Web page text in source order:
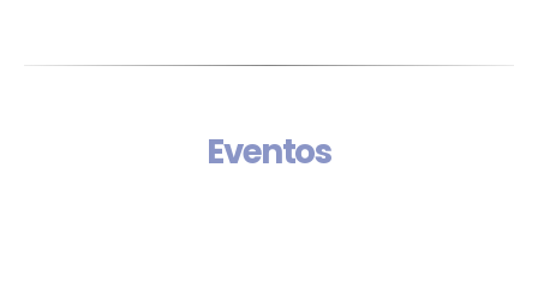
Eventos